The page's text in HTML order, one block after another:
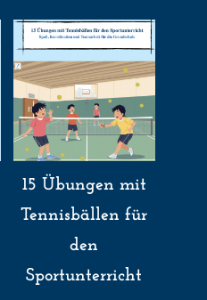
15 Übungen mit
Tennisbällen für
den
Sportunterricht